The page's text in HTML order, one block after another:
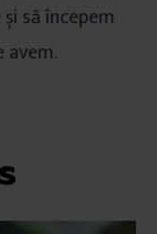
să începem
avem.